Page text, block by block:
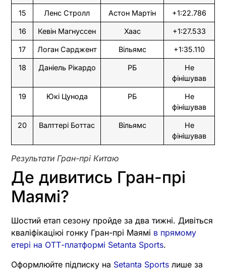
15 Ленс Стролл Астон Мартін +1:22.786
16 Кевін Магнуссен Хаас +1:27.533
17 Логан Сарджент Вільямс +1:35.110
18 Даніель Рікардо РБ
Не
фінішував
19 Юкі Цунода РБ
Не
фінішував
20 Валттері Боттас Вільямс
Не
фінішував
Результати Гран-прі Китаю
Де дивитись Гран-прі
Маямі?
Шостий етап сезону пройде за два тижні. Дивіться
кваліфікаціюі гонку Гран-прі Маямі в прямому
етері на ОТТ-платформі Setanta Sports.
Оформлюйте підписку на Setanta Sports лише за